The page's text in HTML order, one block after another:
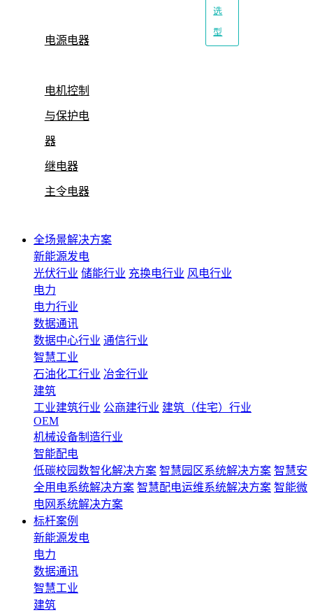
电源电器
电机控制
与保护电
器
继电器
主令电器
选
型
全场景解决方案
新能源发电
光伏行业 储能行业 充换电行业 风电行业
电力
电力行业
数据通讯
数据中心行业 通信行业
智慧工业
石油化工行业 冶金行业
建筑
工业建筑行业 公商建行业 建筑（住宅）行业
OEM
机械设备制造行业
智能配电
低碳校园数智化解决方案 智慧园区系统解决方案 智慧安
全用电系统解决方案 智慧配电运维系统解决方案 智能微
电网系统解决方案
标杆案例
新能源发电
电力
数据通讯
智慧工业
建筑